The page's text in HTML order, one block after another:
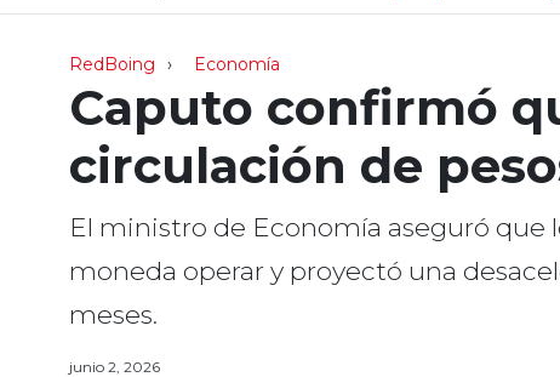
RedBoing Economía
Caputo confirmó
circulación de
El ministro de Economía aseguró que
moneda operar y proyectó una
meses.
junio 2, 2026